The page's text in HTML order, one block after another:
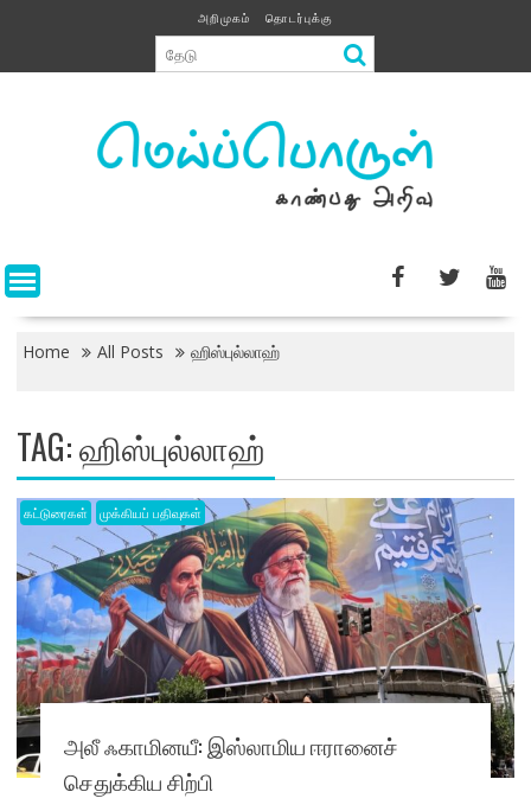
content
அறிமுகம் தொடர்புக்கு
Home All Posts ஹிஸ்புல்லாஹ்
TAG:ஹிஸ்புல்லாஹ்
கட்டுரைகள் முக்கியப் பதிவுகள்
அலீ ஃகாமினயீ: இஸ்லாமிய ஈரானைச்
செதுக்கிய சிற்பி